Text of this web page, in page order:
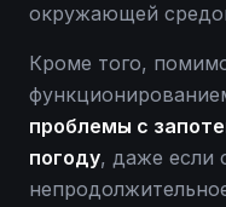
окружающей
Кроме того,
проблемы с
погоду, даже если